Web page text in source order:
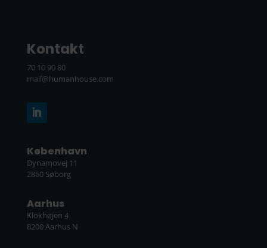
Kontakt
70 10 90 80
mail@humanhouse.com
København
Dynamovej 11
2860 Søborg
Aarhus
Klokhøjen 4
8200 Aarhus N